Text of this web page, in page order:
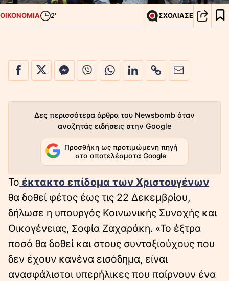
ΟΙΚΟΝΟΜΙΑ 2' ΣΧΟΛΙΑΣΕ
Δες περισσότερα άρθρα του Newsbomb όταν
αναζητάς ειδήσεις στην Google
Προσθήκη ως προτιμώμενη πηγή
στα αποτελέσματα Google
Το έκτακτο επίδομα των Χριστουγένων
θα δοθεί φέτος έως τις 22 Δεκεμβρίου,
δήλωσε η υπουργός Κοινωνικής Συνοχής και
Οικογένειας, Σοφία Ζαχαράκη. «Το έξτρα
ποσό θα δοθεί και στους συνταξιούχους που
δεν έχουν κανένα εισόδημα, είναι
ανασφάλιστοι υπερήλικες που παίρνουν ένα